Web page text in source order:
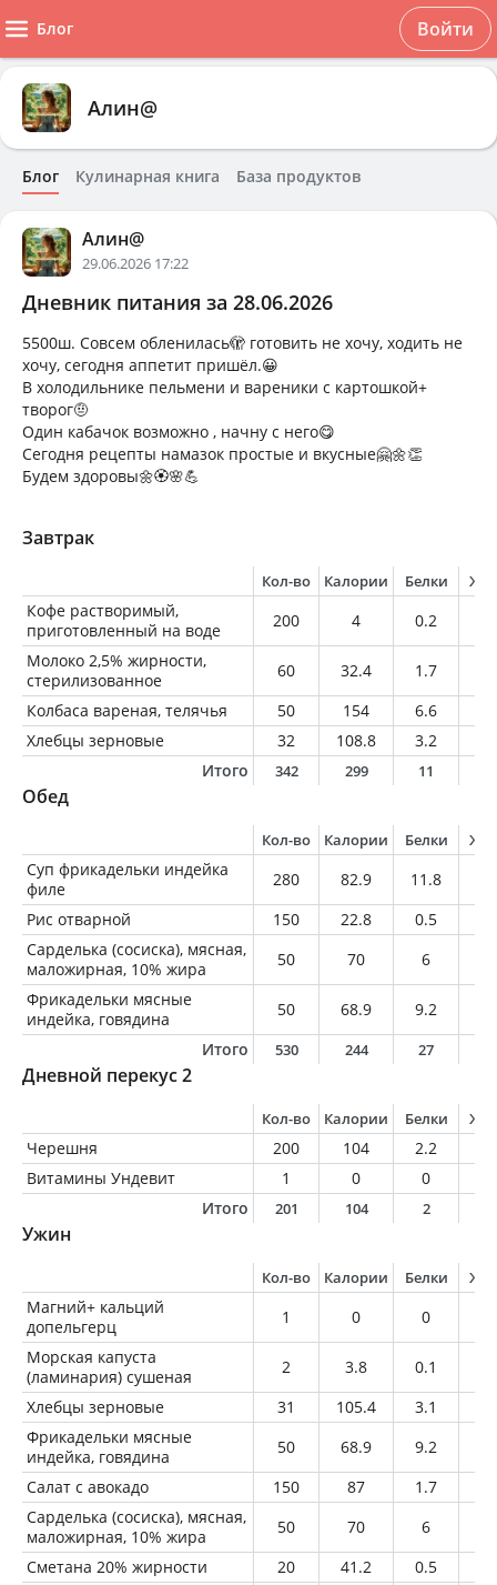
Блог Войти
Алин@
Блог Кулинарная книга База продуктов
Алин@
29.06.2026 17:22
Дневник питания за 28.06.2026
5500ш. Совсем обленилась🫣 готовить не хочу, ходить не
хочу, сегодня аппетит пришёл.😀
В холодильнике пельмени и вареники с картошкой+
творог🤨
Один кабачок возможно , начну с него😋
Сегодня рецепты намазок простые и вкусные🤗🌼👏
Будем здоровы🌼🏵🌸💪
Завтрак
Кол-во Калории Белки
Кофе растворимый,
приготовленный на воде
200 4 0.2
Молоко 2,5% жирности,
стерилизованное
60 32.4 1.7
Колбаса вареная, телячья
50 154 6.6
Хлебцы зерновые
32 108.8 3.2
Итого
342 299 11
Обед
Кол-во Калории Белки
Суп фрикадельки индейка
филе
280 82.9 11.8
Рис отварной
150 22.8 0.5
Сарделька (сосиска), мясная,
маложирная, 10% жира
50 70 6
Фрикадельки мясные
индейка, говядина
50 68.9 9.2
Итого
530 244 27
Дневной перекус 2
Кол-во Калории Белки
Черешня 200 104 2.2
Витамины Ундевит
1 0 0
Итого
201 104 2
Ужин
Кол-во Калории Белки
Магний+ кальций
допельгерц
1 0 0
Морская капуста
(ламинария) сушеная
2 3.8 0.1
Хлебцы зерновые
31 105.4 3.1
Фрикадельки мясные
индейка, говядина
50 68.9 9.2
Салат с авокадо
150 87 1.7
Сарделька (сосиска), мясная,
маложирная, 10% жира
50 70 6
Сметана 20% жирности
20 41.2 0.5